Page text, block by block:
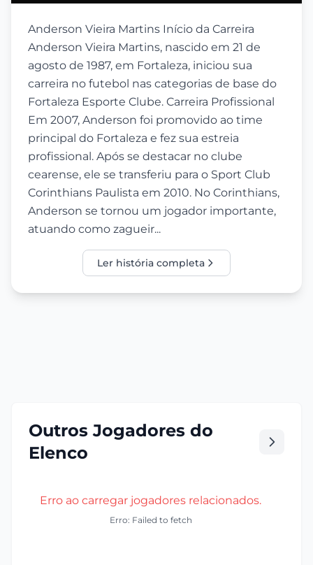
Anderson Vieira Martins Início da Carreira
Anderson Vieira Martins, nascido em 21 de
agosto de 1987, em Fortaleza, iniciou sua
carreira no futebol nas categorias de base do
Fortaleza Esporte Clube. Carreira Profissional
Em 2007, Anderson foi promovido ao time
principal do Fortaleza e fez sua estreia
profissional. Após se destacar no clube
cearense, ele se transferiu para o Sport Club
Corinthians Paulista em 2010. No Corinthians,
Anderson se tornou um jogador importante,
atuando como zagueir...
Ler história completa
Outros Jogadores do
Elenco
Erro ao carregar jogadores relacionados.
Erro: Failed to fetch